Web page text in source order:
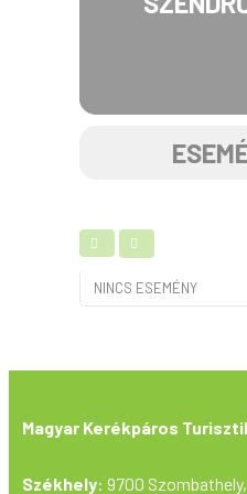
NINCS ESEMÉNY
Magyar Kerékpáros
Székhely: 9700